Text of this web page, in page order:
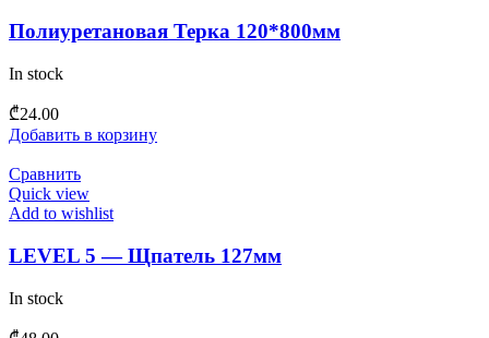
Полиуретановая Терка 120*800мм
In stock
₾24.00
Добавить в корзину
Сравнить
Quick view
Add to wishlist
LEVEL 5 — Щпатель 127мм
In stock